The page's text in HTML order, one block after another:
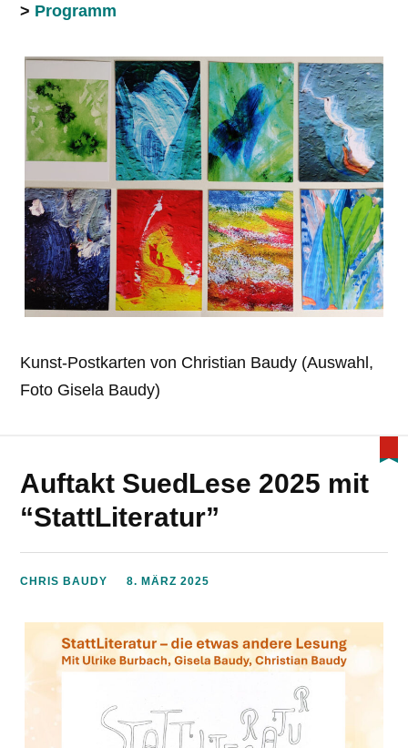
> Programm
Kunst-Postkarten von Christian Baudy (Auswahl,
Foto Gisela Baudy)
Auftakt SuedLese 2025 mit
“StattLiteratur”
CHRIS BAUDY 8. MÄRZ 2025